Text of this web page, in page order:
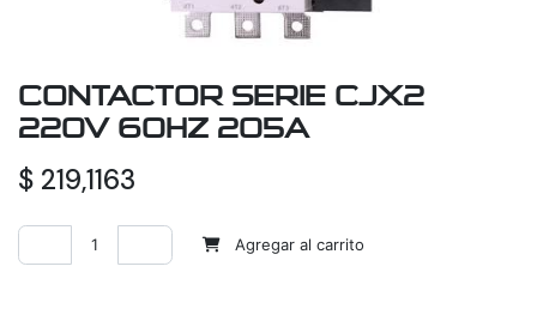
CONTACTOR SERIE CJX2
220V 60HZ 205A
$ 219,1163
Agregar al carrito